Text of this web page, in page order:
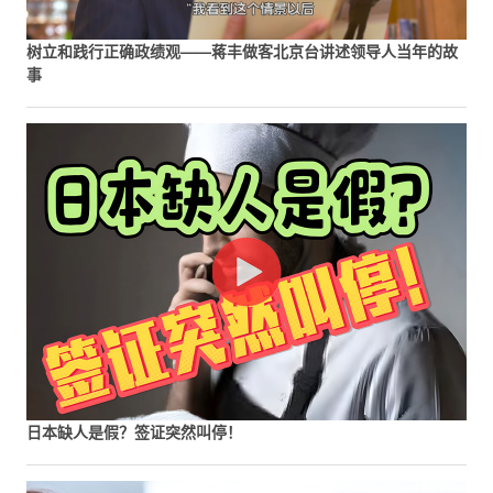
树立和践行正确政绩观——蒋丰做客北京台讲述领导人当年的故
事
日本缺人是假？签证突然叫停！